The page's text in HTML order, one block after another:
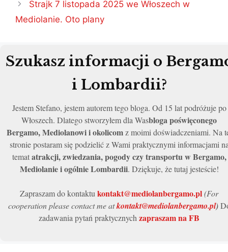
Strajk 7 listopada 2025 we Włoszech w
Mediolanie. Oto plany
Szukasz informacji o
i Lombardii?
Jestem Stefano, jestem autorem tego bloga. Od 15 lat podróżuje po
Włoszech. Dlatego stworzyłem dla Wasbloga poświęconego
Bergamo, Mediolanowi i okolicomz moimi doświadczeniami. Na
stronie postaram się podzielić z Wami praktycznymi informacjami
tematatrakcji, zwiedzania, pogody czy transportu w Bergamo,
Mediolanie i ogólnie Lombardii. Dziękuje, że tutaj jesteście!
Zapraszam do kontaktu kontakt@mediolanbergamo.pl(For
cooperation please contact me atkontakt@mediolanbergamo.pl)
zadawania pytań praktycznych zapraszam na FB